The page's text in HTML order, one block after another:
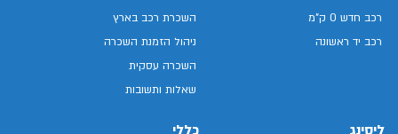
רכב חדש 0 ק"מ
רכב יד ראשונה
השכרת רכב בארץ
ניהול הזמנת השכרה
השכרה עסקית
שאלות ותשובות
ליסינג כללי